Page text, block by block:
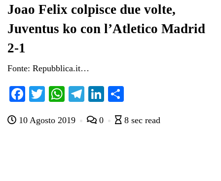
Joao Felix colpisce due volte,
Juventus ko con l’Atletico Madrid
2-1
Fonte: Repubblica.it…
Fa
bo
T
tte
W
ts
Te
gr
Li
ed di
10 Agosto 2019 0 8 sec read